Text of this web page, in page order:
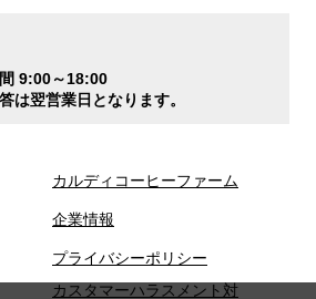
9:00～18:00
は翌営業日となります。
カルディコーヒーファーム
企業情報
プライバシーポリシー
カスタマーハラスメント対